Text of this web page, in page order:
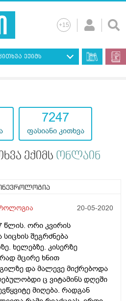
ექიმს
7247
ფასიანი კითხვა
ექიმს ონლაინ
20-05-2020
წლის. ორი კვირის
შეგრძნება
ხელებზე. კისერზე
მცირე ხნით
და მალევე მიქრებოდა
ც ვიტამინს დღეში
მიღება. რადგან